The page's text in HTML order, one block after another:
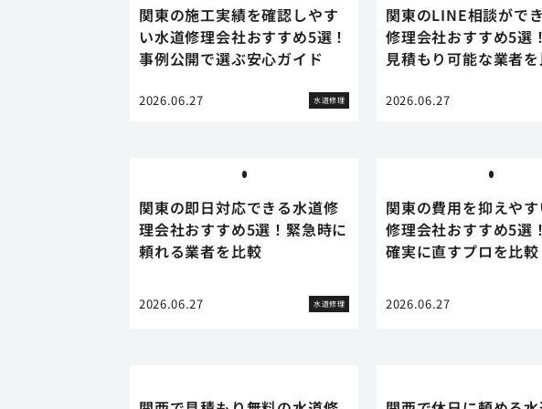
関東の施工実績を確認しやす
い水道修理会社おすすめ5選！
事例公開で選ぶ安心ガイド
2026.06.27 水道修理
関東のLINE相談がで
修理会社おすすめ5選
見積もり可能な業者
2026.06.27
関東の即日対応できる水道修
理会社おすすめ5選！緊急時に
頼れる業者を比較
2026.06.27 水道修理
関東の費用を抑えや
修理会社おすすめ5選
確実に直すプロを比較
2026.06.27